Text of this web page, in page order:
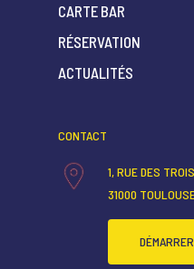
CARTE BAR
RÉSERVATION
ACTUALITÉS
CONTACT
1, RUE DES
31000